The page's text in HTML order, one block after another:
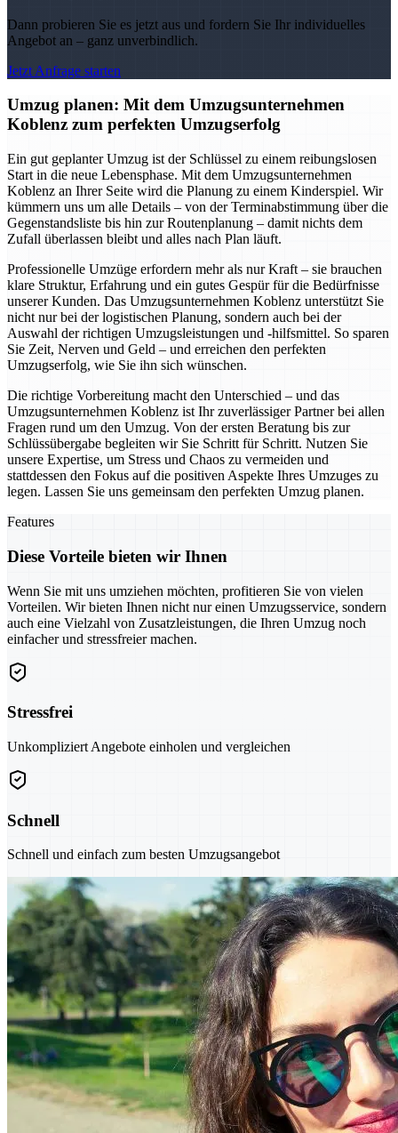
Dann probieren Sie es jetzt aus und fordern Sie Ihr individuelles
Angebot an – ganz unverbindlich.
Jetzt Anfrage starten
Umzug planen: Mit dem Umzugsunternehmen
Koblenz zum perfekten Umzugserfolg
Ein gut geplanter Umzug ist der Schlüssel zu einem reibungslosen
Start in die neue Lebensphase. Mit dem Umzugsunternehmen
Koblenz an Ihrer Seite wird die Planung zu einem Kinderspiel. Wir
kümmern uns um alle Details – von der Terminabstimmung über die
Gegenstandsliste bis hin zur Routenplanung – damit nichts dem
Zufall überlassen bleibt und alles nach Plan läuft.
Professionelle Umzüge erfordern mehr als nur Kraft – sie brauchen
klare Struktur, Erfahrung und ein gutes Gespür für die Bedürfnisse
unserer Kunden. Das Umzugsunternehmen Koblenz unterstützt Sie
nicht nur bei der logistischen Planung, sondern auch bei der
Auswahl der richtigen Umzugsleistungen und -hilfsmittel. So sparen
Sie Zeit, Nerven und Geld – und erreichen den perfekten
Umzugserfolg, wie Sie ihn sich wünschen.
Die richtige Vorbereitung macht den Unterschied – und das
Umzugsunternehmen Koblenz ist Ihr zuverlässiger Partner bei allen
Fragen rund um den Umzug. Von der ersten Beratung bis zur
Schlüssübergabe begleiten wir Sie Schritt für Schritt. Nutzen Sie
unsere Expertise, um Stress und Chaos zu vermeiden und
stattdessen den Fokus auf die positiven Aspekte Ihres Umzuges zu
legen. Lassen Sie uns gemeinsam den perfekten Umzug planen.
Features
Diese Vorteile bieten wir Ihnen
Wenn Sie mit uns umziehen möchten, profitieren Sie von vielen
Vorteilen. Wir bieten Ihnen nicht nur einen Umzugsservice, sondern
auch eine Vielzahl von Zusatzleistungen, die Ihren Umzug noch
einfacher und stressfreier machen.
Stressfrei
Unkompliziert Angebote einholen und vergleichen
Schnell
Schnell und einfach zum besten Umzugsangebot